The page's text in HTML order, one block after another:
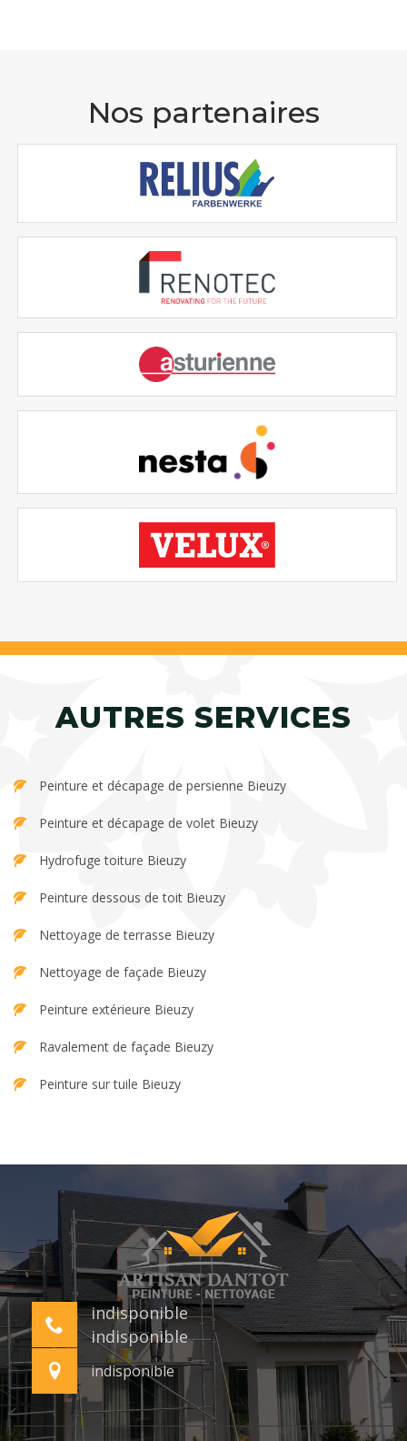
Nos partenaires
AUTRES SERVICES
Peinture et décapage de persienne Bieuzy
Peinture et décapage de volet Bieuzy
Hydrofuge toiture Bieuzy
Peinture dessous de toit Bieuzy
Nettoyage de terrasse Bieuzy
Nettoyage de façade Bieuzy
Peinture extérieure Bieuzy
Ravalement de façade Bieuzy
Peinture sur tuile Bieuzy
indisponible
indisponible
indisponible